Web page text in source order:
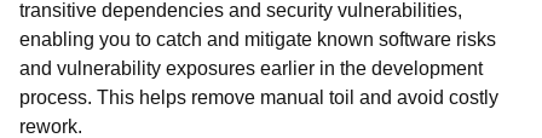
transitive dependencies and security vulnerabilities,
enabling you to catch and mitigate known software risks
and vulnerability exposures earlier in the development
process. This helps remove manual toil and avoid costly
rework.